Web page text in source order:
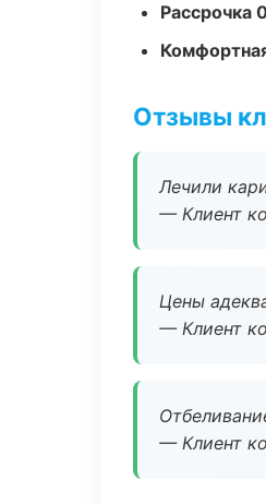
Рассрочка
Отзывы
Лечили
— Клиент
Цены
— Клиент
— Клиент